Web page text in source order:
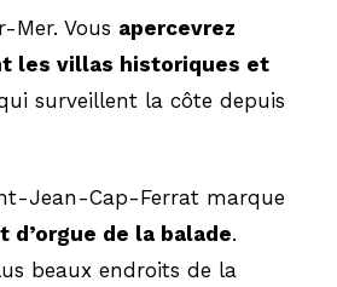
Mer. Vous apercevrez
les villas historiques et
surveillent la côte depuis
Jean-Cap-Ferrat marque
d’orgue de la balade.
beaux endroits de la